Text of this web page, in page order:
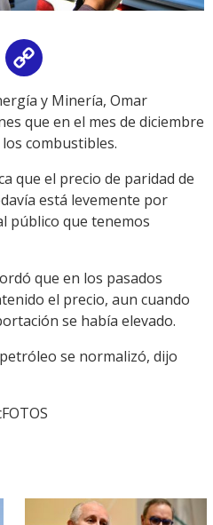
Email
Link
y Minería, Omar
que en el mes de diciembre
combustibles.
que el precio de paridad de
está levemente por
público que tenemos
que en los pasados
el precio, aun cuando
se había elevado.
se normalizó, dijo